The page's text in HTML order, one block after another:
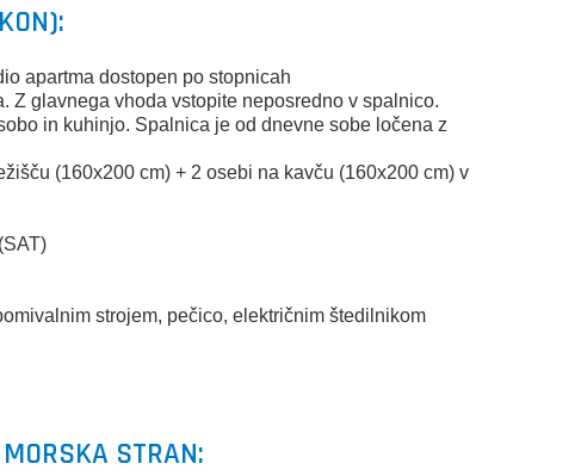
apartma dostopen po stopnicah
Z glavnega vhoda vstopite neposredno v spalnico.
in kuhinjo. Spalnica je od dnevne sobe ločena z
(160x200 cm) + 2 osebi na kavču (160x200 cm) v
strojem, pečico, električnim štedilnikom
STRAN: